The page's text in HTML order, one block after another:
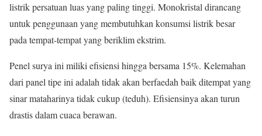
listrik persatuan luas yang paling tinggi. Monokristal dirancang
untuk penggunaan yang membutuhkan konsumsi listrik besar
pada tempat-tempat yang beriklim ekstrim.
Penel surya ini miliki efisiensi hingga bersama 15%. Kelemahan
dari panel tipe ini adalah tidak akan berfaedah baik ditempat yang
sinar mataharinya tidak cukup (teduh). Efisiensinya akan turun
drastis dalam cuaca berawan.